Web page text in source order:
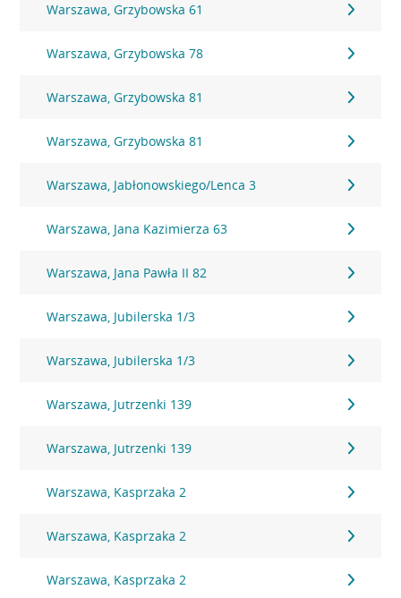
Warszawa, Grzybowska 61
Warszawa, Grzybowska 78
Warszawa, Grzybowska 81
Warszawa, Grzybowska 81
Warszawa, Jabłonowskiego/Lenca 3
Warszawa, Jana Kazimierza 63
Warszawa, Jana Pawła II 82
Warszawa, Jubilerska 1/3
Warszawa, Jubilerska 1/3
Warszawa, Jutrzenki 139
Warszawa, Jutrzenki 139
Warszawa, Kasprzaka 2
Warszawa, Kasprzaka 2
Warszawa, Kasprzaka 2